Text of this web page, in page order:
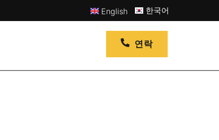
English 한국어
연락